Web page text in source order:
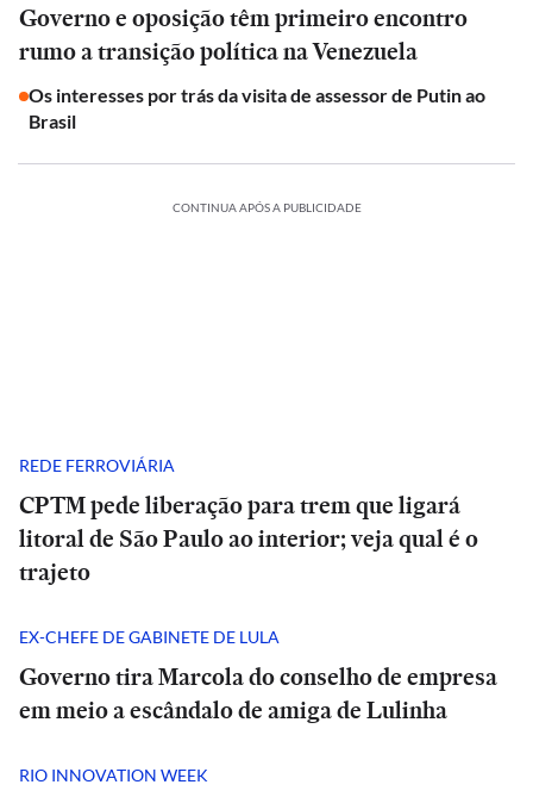
Governo e oposição têm primeiro encontro
rumo a transição política na Venezuela
Os interesses por trás da visita de assessor de Putin ao
Brasil
CONTINUA APÓS A PUBLICIDADE
REDE FERROVIÁRIA
CPTM pede liberação para trem que ligará
litoral de São Paulo ao interior; veja qual é o
trajeto
EX-CHEFE DE GABINETE DE LULA
Governo tira Marcola do conselho de empresa
em meio a escândalo de amiga de Lulinha
RIO INNOVATION WEEK